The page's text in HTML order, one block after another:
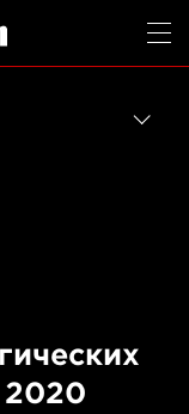
Canon Logo, back
2020